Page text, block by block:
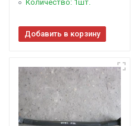
Количество: 1шт.
Добавить в корзину